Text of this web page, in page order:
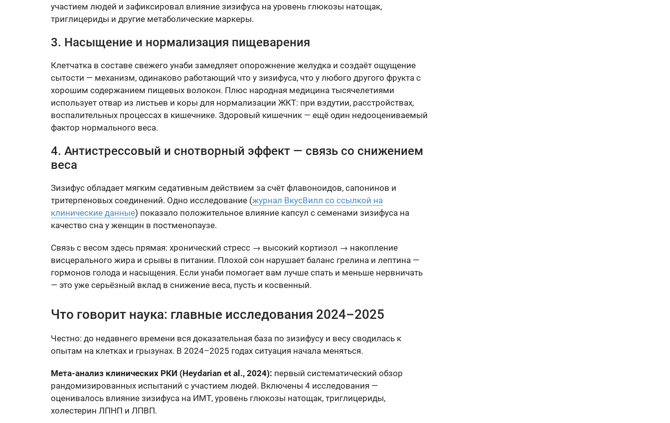
участием людей и зафиксировал влияние зизифуса на уровень глюкозы натощак,
триглицериды и другие метаболические маркеры.
3. Насыщение и нормализация пищеварения
Клетчатка в составе свежего унаби замедляет опорожнение желудка и создаёт ощущение
сытости — механизм, одинаково работающий что у зизифуса, что у любого другого фрукта с
хорошим содержанием пищевых волокон. Плюс народная медицина тысячелетиями
использует отвар из листьев и коры для нормализации ЖКТ: при вздутии, расстройствах,
воспалительных процессах в кишечнике. Здоровый кишечник — ещё один недооцениваемый
фактор нормального веса.
4. Антистрессовый и снотворный эффект — связь со снижением
веса
Зизифус обладает мягким седативным действием за счёт флавоноидов, сапонинов и
тритерпеновых соединений. Одно исследование (журнал ВкусВилл со ссылкой на
клинические данные) показало положительное влияние капсул с семенами зизифуса на
качество сна у женщин в постменопаузе.
Связь с весом здесь прямая: хронический стресс → высокий кортизол → накопление
висцерального жира и срывы в питании. Плохой сон нарушает баланс грелина и лептина —
гормонов голода и насыщения. Если унаби помогает вам лучше спать и меньше нервничать
— это уже серьёзный вклад в снижение веса, пусть и косвенный.
Что говорит наука: главные исследования 2024–2025
Честно: до недавнего времени вся доказательная база по зизифусу и весу сводилась к
опытам на клетках и грызунах. В 2024–2025 годах ситуация начала меняться.
Мета-анализ клинических РКИ (Heydarian et al., 2024): первый систематический обзор
рандомизированных испытаний с участием людей. Включены 4 исследования —
оценивалось влияние зизифуса на ИМТ, уровень глюкозы натощак, триглицериды,
холестерин ЛПНП и ЛПВП.